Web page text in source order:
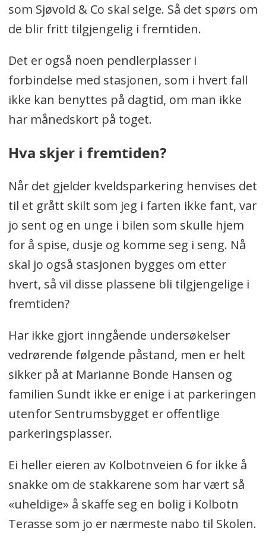
som Sjøvold & Co skal selge. Så det spørs om
de blir fritt tilgjengelig i fremtiden.
Det er også noen pendlerplasser i
forbindelse med stasjonen, som i hvert fall
ikke kan benyttes på dagtid, om man ikke
har månedskort på toget.
Hva skjer i fremtiden?
Når det gjelder kveldsparkering henvises det
til et grått skilt som jeg i farten ikke fant, var
jo sent og en unge i bilen som skulle hjem
for å spise, dusje og komme seg i seng. Nå
skal jo også stasjonen bygges om etter
hvert, så vil disse plassene bli tilgjengelige i
fremtiden?
Har ikke gjort inngående undersøkelser
vedrørende følgende påstand, men er helt
sikker på at Marianne Bonde Hansen og
familien Sundt ikke er enige i at parkeringen
utenfor Sentrumsbygget er offentlige
parkeringsplasser.
Ei heller eieren av Kolbotnveien 6 for ikke å
snakke om de stakkarene som har vært så
«uheldige» å skaffe seg en bolig i Kolbotn
Terasse som jo er nærmeste nabo til Skolen.